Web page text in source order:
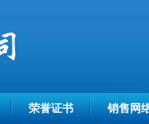
荣誉证书 销售网